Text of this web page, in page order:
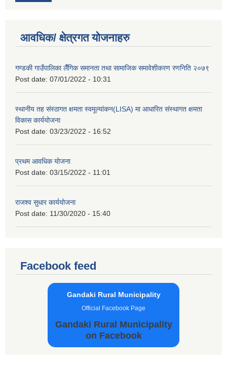
आवधिक/ क्षेत्रगत योजनाहरु
गण्डकी गाउँपालिका लैँगिक समानता तथा सामाजिक समावेशीकरण रणनिति २०७९
Post date: 07/01/2022 - 10:31
स्थानीय तह संस्ठागत क्षमता स्वमूल्यांकन(LISA) मा आधारित संस्थागत क्षमता
विकास कार्ययोजना
Post date: 03/23/2022 - 16:52
प्रथम आवधिक योजना
Post date: 03/15/2022 - 11:01
राजश्व सुधार कार्ययोजना
Post date: 11/30/2020 - 15:40
Facebook feed
Gandaki Rural Municipality
Official Facebook Page
Gandaki Rural Municipality
on Facebook